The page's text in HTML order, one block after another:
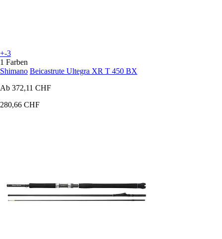
+-3
1 Farben
Shimano Beicastrute Ultegra XR T 450 BX
Ab 372,11 CHF
280,66 CHF